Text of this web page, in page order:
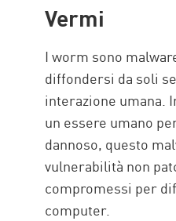
Vermi
I worm sono
diffondersi da soli
interazione umana.
un essere umano
dannoso, questo
vulnerabilità non
compromessi per
computer.